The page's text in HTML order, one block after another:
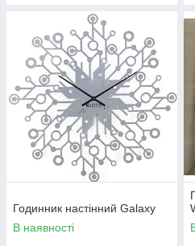
Годинник настінний Galaxy
В наявності